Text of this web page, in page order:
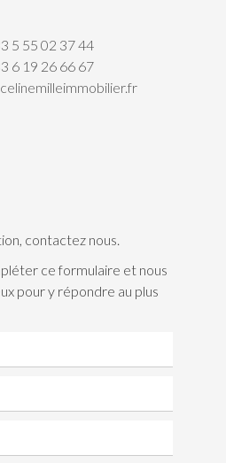
5 55 02 37 44
6 19 26 66 67
contactez nous.
ce formulaire et nous
pour y répondre au plus